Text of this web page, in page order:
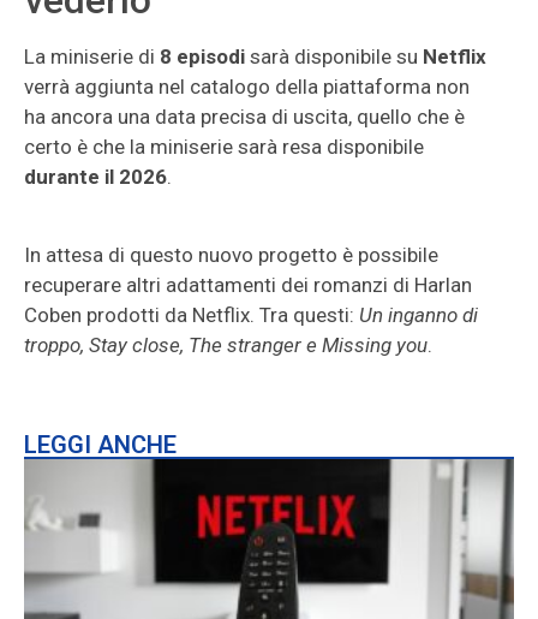
La miniserie di 8 episodi sarà disponibile su Netflix
verrà aggiunta nel catalogo della piattaforma non
ha ancora una data precisa di uscita, quello che è
certo è che la miniserie sarà resa disponibile
durante il 2026.
In attesa di questo nuovo progetto è possibile
recuperare altri adattamenti dei romanzi di Harlan
Coben prodotti da Netflix. Tra questi: Un inganno di
troppo, Stay close, The stranger e Missing you.
LEGGI ANCHE